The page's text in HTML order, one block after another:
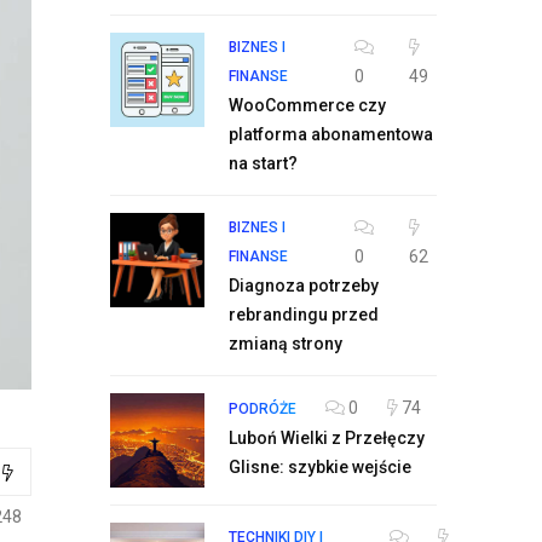
BIZNES I
FINANSE
0
49
WooCommerce czy
platforma abonamentowa
na start?
BIZNES I
FINANSE
0
62
Diagnoza potrzeby
rebrandingu przed
zmianą strony
PODRÓŻE 0
74
Luboń Wielki z Przełęczy
Glisne: szybkie wejście
TECHNIKI DIY I